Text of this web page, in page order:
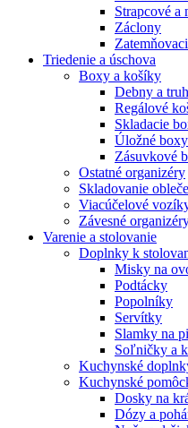
Strapcové a
Záclony
Triedenie a úschova
Boxy a košíky
Debny a
Regálové
Skladacie
Úložné boxy
Zásuvkové
Ostatné organizéry
Skladovanie
Viacúčelové
Závesné
Varenie a stolovanie
Doplnky k
Misky na
Podtácky
Popolníky
Servítky
Slamky na
Soľničky a
Kuchynské
Kuchynské
Dosky na
Dózy a